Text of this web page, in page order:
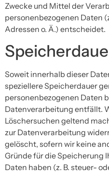
Zwecke und Mittel der
personenbezogenen Daten
Adressen o. Ä.) entscheidet.
Soweit innerhalb dieser
speziellere Speicherdauer
personenbezogenen Daten
Datenverarbeitung entfällt.
Löschersuchen geltend
zur Datenverarbeitung
gelöscht, sofern wir keine
Gründe für die Speicherung
Daten haben (z. B. steuer-